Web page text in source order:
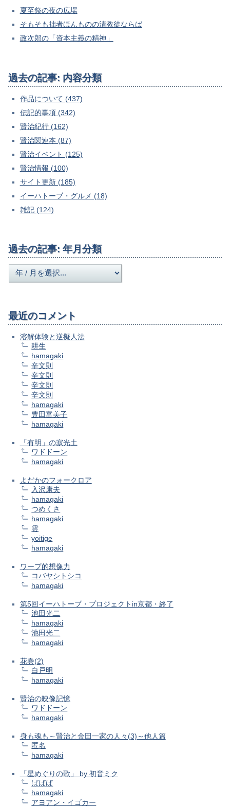
夏至祭の夜の広場
そもそも拙者ほんものの清教徒ならば
政次郎の「資本主義の精神」
過去の記事: 内容分類
作品について (437)
伝記的事項 (342)
賢治紀行 (162)
賢治関連本 (87)
賢治イベント (125)
賢治情報 (100)
サイト更新 (185)
イーハトーブ・グルメ (18)
雑記 (124)
過去の記事: 年月分類
最近のコメント
溶解体験と逆擬人法
耕生
hamagaki
辛文則
辛文則
辛文則
辛文則
hamagaki
豊田富美子
hamagaki
「有明」の寂光土
ワドドーン
hamagaki
よだかのフォークロア
入沢康夫
hamagaki
つめくさ
hamagaki
雲
yoitige
hamagaki
ワープ的想像力
コバヤシトシコ
hamagaki
第5回イーハトーブ・プロジェクトin京都・終了
池田光二
hamagaki
池田光二
hamagaki
花巻(2)
白戸明
hamagaki
賢治の映像記憶
ワドドーン
hamagaki
身も魂も～賢治と金田一家の人々(3)～他人篇
匿名
hamagaki
「星めぐりの歌」 by 初音ミク
ばばば
hamagaki
アヨアン・イゴカー